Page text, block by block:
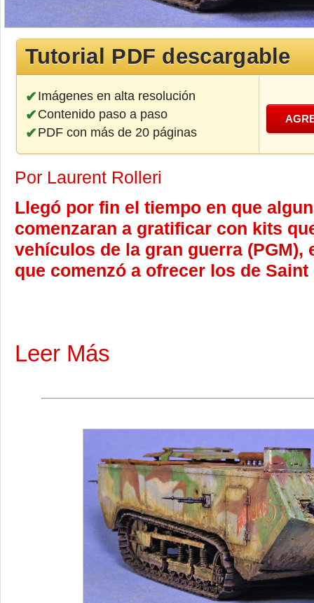
Tutorial PDF descargable
Imágenes en alta resolución
Contenido paso a paso
PDF con más de 20 páginas
Por Laurent Rolleri
Llegó por fin el tiempo en que
comenzaran a gratificar con kits
vehículos de la gran guerra (PGM),
que comenzó a ofrecer los de Saint
Leer Más